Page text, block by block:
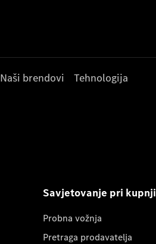
Naši brendovi Tehnologija
Savjetovanje pri kupnji
Probna vožnja
Pretraga prodavatelja